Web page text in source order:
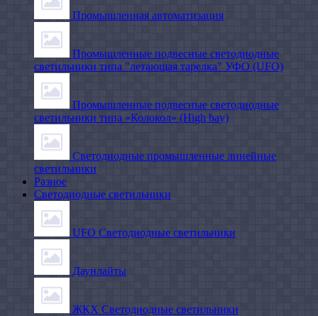
Промышленная автоматизация
Промышленные подвесные cветодиодные
светильники типа "летающая тарелка" УФО (UFO)
Промышленные подвесные cветодиодные
светильники типа «Колокол» (High bay)
Светодиодные промышленные линейные
светильники
Разное
Светодиодные светильники
UFO Светодиодные светильники
Даунлайты
ЖКХ Светодиодные светильники